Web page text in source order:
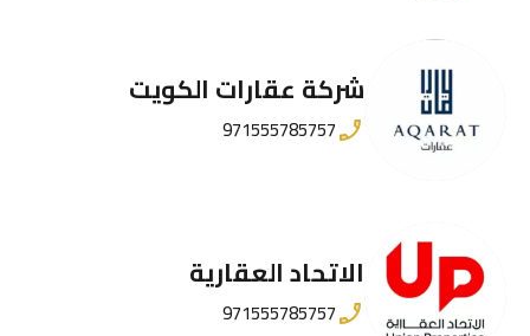
شركة عقارات الكويت
971555785757
الاتحاد العقارية
971555785757